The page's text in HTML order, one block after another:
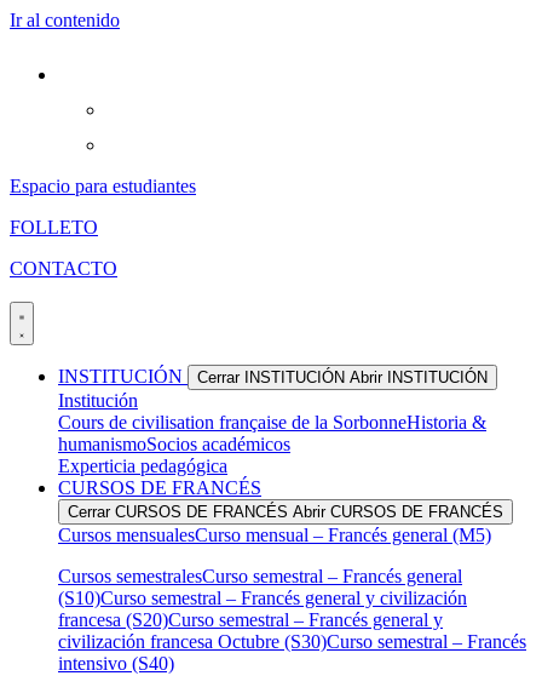
Ir al contenido
Espacio para estudiantes
FOLLETO
CONTACTO
INSTITUCIÓN Cerrar INSTITUCIÓN Abrir INSTITUCIÓN
Institución
Cours de civilisation française de la SorbonneHistoria &
humanismoSocios académicos
Experticia pedagógica
CURSOS DE FRANCÉS
Cerrar CURSOS DE FRANCÉS Abrir CURSOS DE FRANCÉS
Cursos mensualesCurso mensual – Francés general (M5)
Cursos semestralesCurso semestral – Francés general
(S10)Curso semestral – Francés general y civilización
francesa (S20)Curso semestral – Francés general y
civilización francesa Octubre (S30)Curso semestral – Francés
intensivo (S40)